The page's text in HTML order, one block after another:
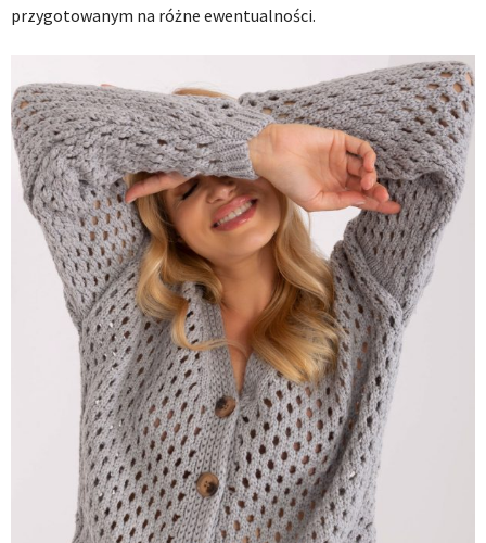
przygotowanym na różne ewentualności.